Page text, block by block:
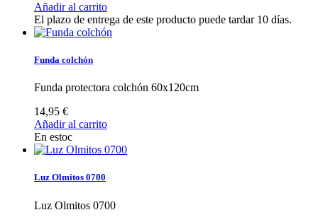
Añadir al carrito
El plazo de entrega de este producto puede tardar 10 días.
Funda colchón
Funda protectora colchón 60x120cm
14,95 €
Añadir al carrito
En estoc
Luz Olmitos 0700
Luz Olmitos 0700